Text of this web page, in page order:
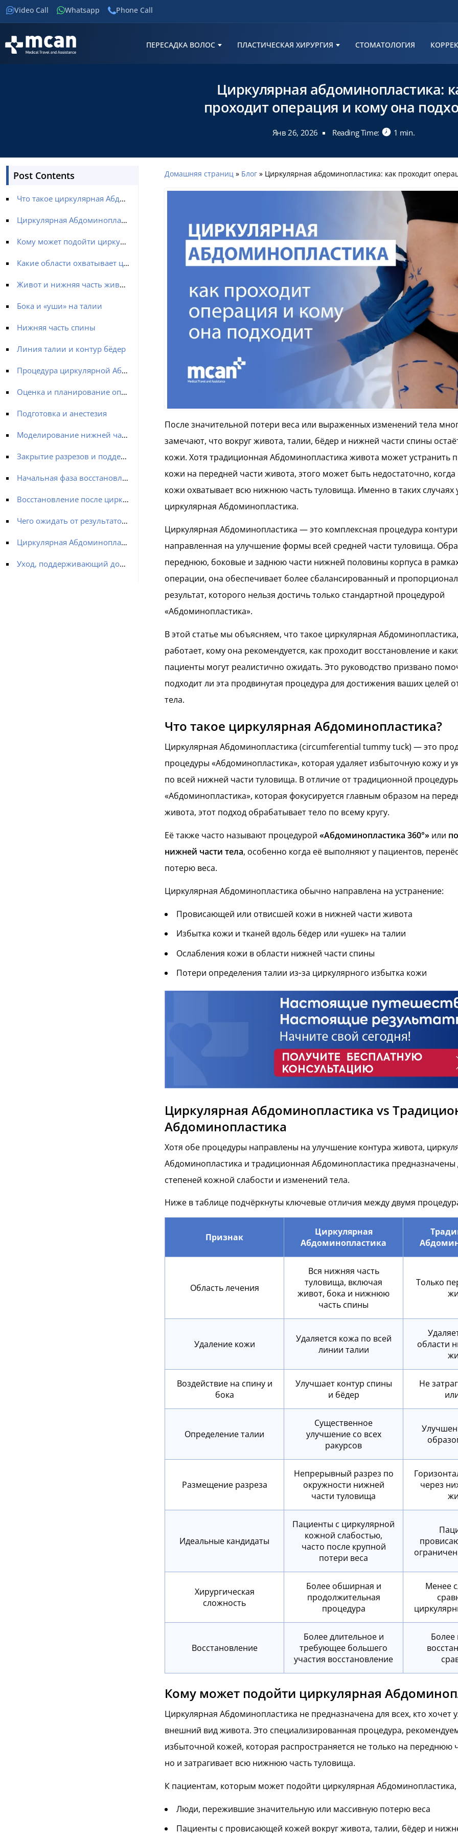
Video Call Whatsapp Phone Call
ПЕРЕСАДКА ВОЛОС ПЛАСТИЧЕСКАЯ ХИРУРГИЯ СТОМАТОЛОГИЯ
Циркулярная абдоминопластика:
проходит операция и кому она
Янв 26, 2026 Reading Time: 1 min.
Post Contents
Что такое циркулярная Абдоминопластика?
Циркулярная Абдоминопластика vs Традиционная Абдоминопластика
Кому может подойти циркулярная Абдоминопластика?
Какие области охватывает циркулярная Абдоминопластика?
Живот и нижняя часть живота
Бока и «уши» на талии
Нижняя часть спины
Линия талии и контур бёдер
Процедура циркулярной Абдоминопластики
Оценка и планирование операции
Подготовка и анестезия
Моделирование нижней части туловища
Закрытие разрезов и поддержка
Начальная фаза восстановления
Восстановление после циркулярной Абдоминопластики
Чего ожидать от результатов циркулярной Абдоминопластики
Циркулярная Абдоминопластика в Турции с MCAN Health
Уход, поддерживающий долгосрочные результаты
Домашняя страниц » Блог » Циркулярная абдоминопластика: как проходит операция и
После значительной потери веса или выраженных изменений тела
замечают, что вокруг живота, талии, бёдер и нижней части спины
кожи. Хотя традиционная Абдоминопластика живота может устранить
кожи на передней части живота, этого может быть недостаточно,
кожи охватывает всю нижнюю часть туловища. Именно в таких случаях
циркулярная Абдоминопластика.
Циркулярная Абдоминопластика — это комплексная процедура
направленная на улучшение формы всей средней части туловища.
переднюю, боковые и заднюю части нижней половины корпуса в
операции, она обеспечивает более сбалансированный и
результат, которого нельзя достичь только стандартной процедурой
«Абдоминопластика».
В этой статье мы объясняем, что такое циркулярная
работает, кому она рекомендуется, как проходит восстановление и
пациенты могут реалистично ожидать. Это руководство призвано
подходит ли эта продвинутая процедура для достижения ваших целей
тела.
Что такое циркулярная Абдоминопластика?
Циркулярная Абдоминопластика (circumferential tummy tuck) — это
процедуры «Абдоминопластика», которая удаляет избыточную кожу и
по всей нижней части туловища. В отличие от традиционной
«Абдоминопластика», которая фокусируется главным образом на
живота, этот подход обрабатывает тело по всему кругу.
Её также часто называют процедурой «Абдоминопластика 360°» или
нижней части тела, особенно когда её выполняют у пациентов,
потерю веса.
Циркулярная Абдоминопластика обычно направлена на устранение:
Провисающей или отвисшей кожи в нижней части живота
Избытка кожи и тканей вдоль бёдер или «ушек» на талии
Ослабления кожи в области нижней части спины
Потери определения талии из‑за циркулярного избытка кожи
Циркулярная Абдоминопластика vs
Абдоминопластика
Хотя обе процедуры направлены на улучшение контура живота,
Абдоминопластика и традиционная Абдоминопластика предназначены
степеней кожной слабости и изменений тела.
Ниже в таблице подчёркнуты ключевые отличия между двумя
Признак
Циркулярная
Абдоминопластика
Область лечения
Вся нижняя часть
туловища, включая
живот, бока и нижнюю
часть спины
Только
Удаление кожи
Удаляется кожа по всей
линии талии
области
Воздействие на спину и
бока
Улучшает контур спины
и бёдер
Не
Определение талии
Существенное
улучшение со всех
ракурсов
Размещение разреза
Непрерывный разрез по
окружности нижней
части туловища
через
Идеальные кандидаты
Пациенты с циркулярной
кожной слабостью,
часто после крупной
потери веса
Хирургическая
сложность
Более обширная и
продолжительная
процедура
Менее
Восстановление
Более длительное и
требующее большего
участия восстановление
Более
Кому может подойти циркулярная
Циркулярная Абдоминопластика не предназначена для всех, кто хочет
внешний вид живота. Это специализированная процедура,
избыточной кожей, которая распространяется не только на переднюю
но и затрагивает всю нижнюю часть туловища.
К пациентам, которым может подойти циркулярная Абдоминопластика,
Люди, пережившие значительную или массивную потерю веса
Пациенты с провисающей кожей вокруг живота, талии, бёдер и